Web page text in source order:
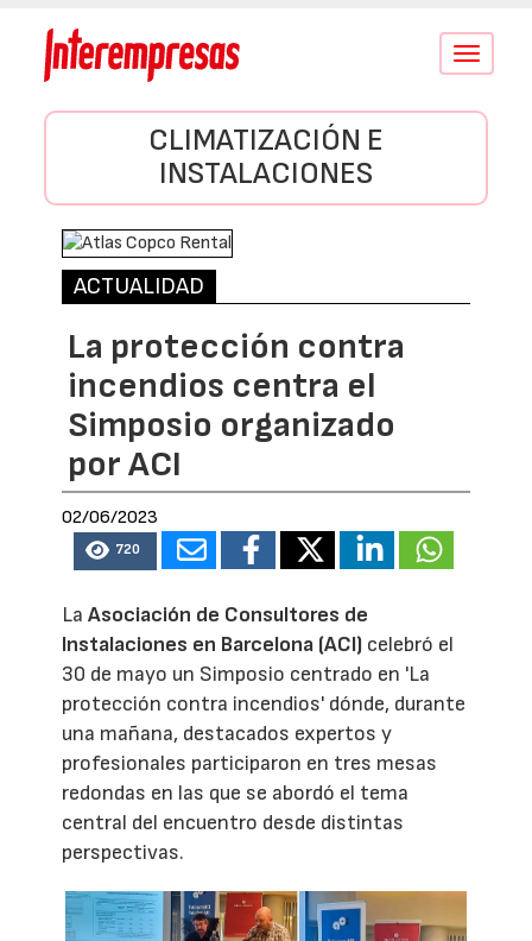
Conmutar
CLIMATIZACIÓN E
INSTALACIONES
ACTUALIDAD
La protección contra
incendios centra el
Simposio organizado
por ACI
02/06/2023
720
LaAsociación de Consultores de
Instalaciones en Barcelona (ACI) celebró el
30 de mayo un Simposio centrado en 'La
protección contra incendios' dónde, durante
una mañana, destacados expertos y
profesionales participaron en tres mesas
redondas en las que se abordó el tema
central del encuentro desde distintas
perspectivas.